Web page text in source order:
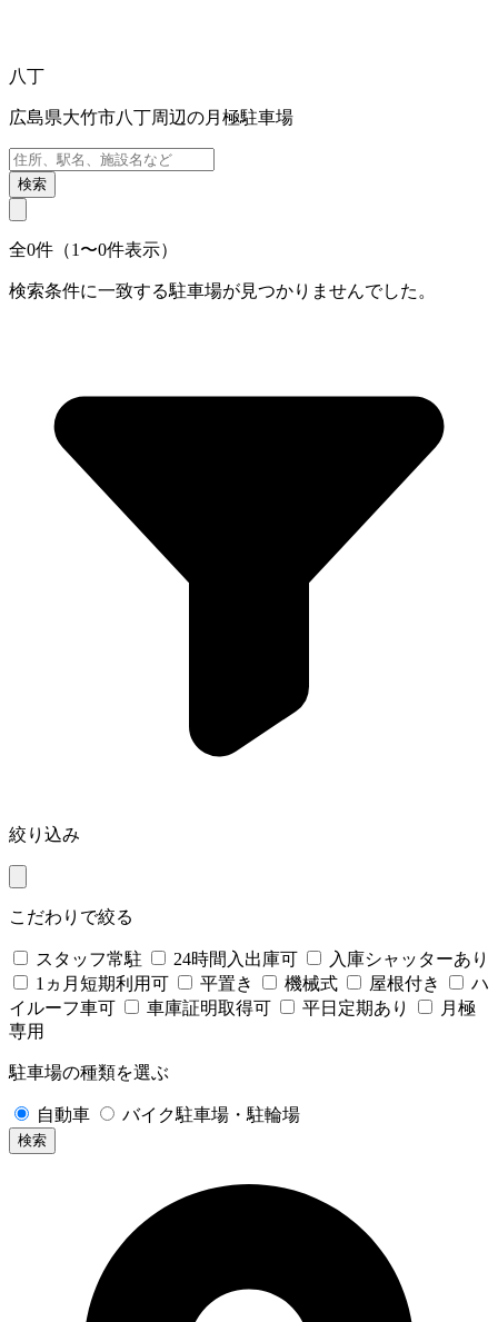
八丁
広島県大竹市八丁周辺の月極駐車場
検索
全0件（1〜0件表示）
検索条件に一致する駐車場が見つかりませんでした。
絞り込み
こだわりで絞る
スタッフ常駐 24時間入出庫可
入庫シャッターあり
1ヵ月短期利用可
平置き 機械式 屋根付き
ハ
イルーフ車可
車庫証明取得可 平日定期あり
月極
専用
駐車場の種類を選ぶ
自動車 バイク駐車場・駐輪場
検索